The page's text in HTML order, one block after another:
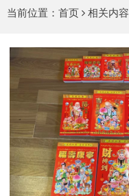
当前位置： 首页 相关内容